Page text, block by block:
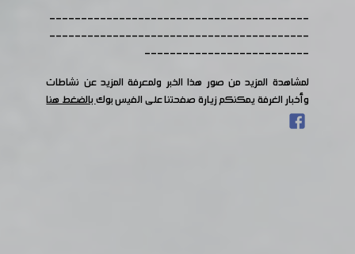
-----------------------------------------
-----------------------------------------
--------------------------
لمشاهدة المزيد من صور هذا الخبر ولمعرفة المزيد عن نشاطات
وأخبار الغرفة يمكنكم زيارة صفحتنا على الفيس بوكبالضغط هنا